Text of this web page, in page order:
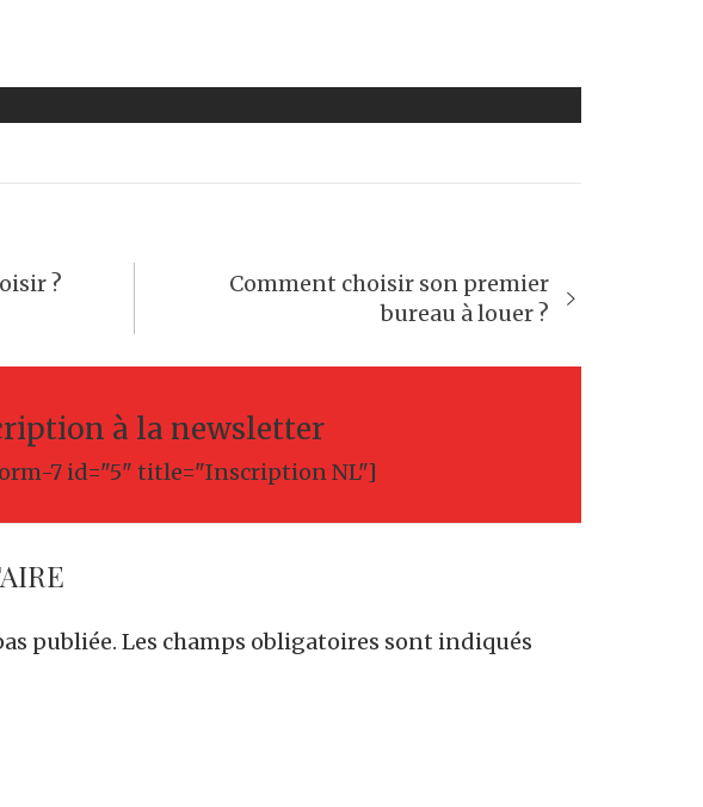
?
Comment choisir son premier
bureau à louer ?
à la newsletter
7 id="5" title="Inscription NL"]
publiée. Les champs obligatoires sont indiqués